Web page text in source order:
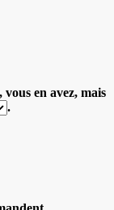
en avez, mais
.